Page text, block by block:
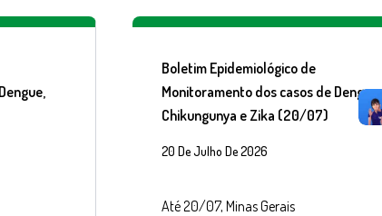
Boletim Epidemiológico de
Monitoramento dos casos de Dengue,
Chikungunya e Zika (20/07)
20 De Julho De 2026
Até 20/07, Minas Gerais